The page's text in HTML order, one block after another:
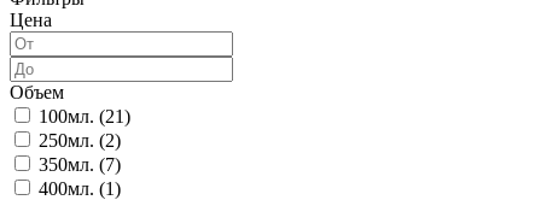
Цена
Объем
100мл. (21)
250мл. (2)
350мл. (7)
400мл. (1)